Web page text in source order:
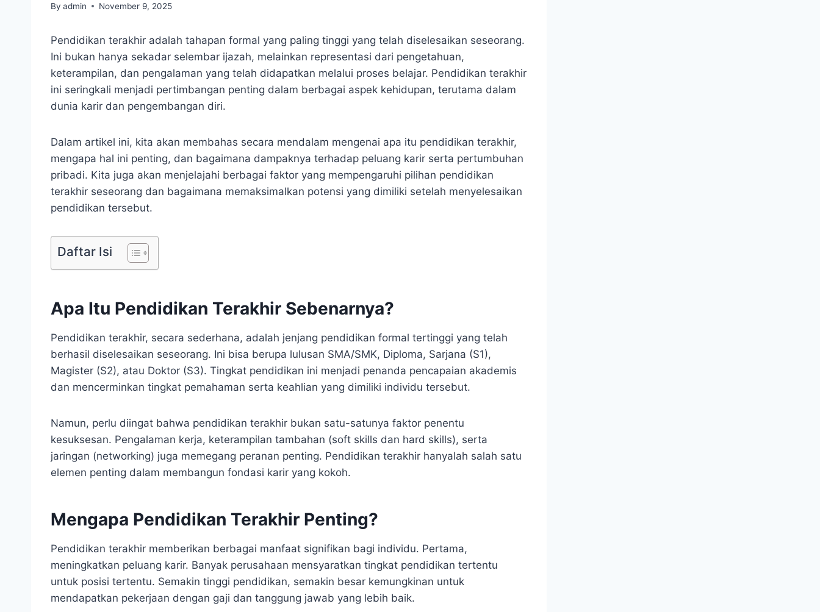
By admin November 9, 2025
Pendidikan terakhir adalah tahapan formal yang paling tinggi yang telah diselesaikan seseorang.
Ini bukan hanya sekadar selembar ijazah, melainkan representasi dari pengetahuan,
keterampilan, dan pengalaman yang telah didapatkan melalui proses belajar. Pendidikan terakhir
ini seringkali menjadi pertimbangan penting dalam berbagai aspek kehidupan, terutama dalam
dunia karir dan pengembangan diri.
Dalam artikel ini, kita akan membahas secara mendalam mengenai apa itu pendidikan terakhir,
mengapa hal ini penting, dan bagaimana dampaknya terhadap peluang karir serta pertumbuhan
pribadi. Kita juga akan menjelajahi berbagai faktor yang mempengaruhi pilihan pendidikan
terakhir seseorang dan bagaimana memaksimalkan potensi yang dimiliki setelah menyelesaikan
pendidikan tersebut.
Daftar Isi
Apa Itu Pendidikan Terakhir Sebenarnya?
Pendidikan terakhir, secara sederhana, adalah jenjang pendidikan formal tertinggi yang telah
berhasil diselesaikan seseorang. Ini bisa berupa lulusan SMA/SMK, Diploma, Sarjana (S1),
Magister (S2), atau Doktor (S3). Tingkat pendidikan ini menjadi penanda pencapaian akademis
dan mencerminkan tingkat pemahaman serta keahlian yang dimiliki individu tersebut.
Namun, perlu diingat bahwa pendidikan terakhir bukan satu-satunya faktor penentu
kesuksesan. Pengalaman kerja, keterampilan tambahan (soft skills dan hard skills), serta
jaringan (networking) juga memegang peranan penting. Pendidikan terakhir hanyalah salah satu
elemen penting dalam membangun fondasi karir yang kokoh.
Mengapa Pendidikan Terakhir Penting?
Pendidikan terakhir memberikan berbagai manfaat signifikan bagi individu. Pertama,
meningkatkan peluang karir. Banyak perusahaan mensyaratkan tingkat pendidikan tertentu
untuk posisi tertentu. Semakin tinggi pendidikan, semakin besar kemungkinan untuk
mendapatkan pekerjaan dengan gaji dan tanggung jawab yang lebih baik.